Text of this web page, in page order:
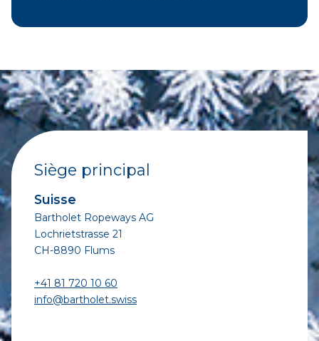
Siège principal
Suisse
Bartholet Ropeways AG
Lochrietstrasse 21
CH-8890 Flums
+41 81 720 10 60
info@bartholet.swiss